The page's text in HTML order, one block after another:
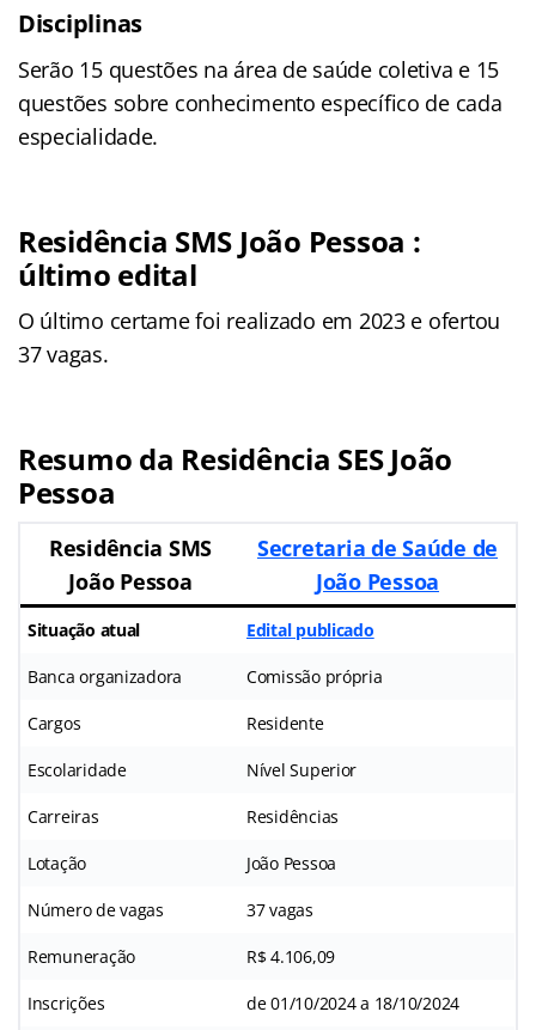
Disciplinas
Serão 15 questões na área de saúde coletiva e 15
questões sobre conhecimento específico de cada
especialidade.
Residência SMS João Pessoa :
último edital
O último certame foi realizado em 2023 e ofertou
37 vagas.
Resumo da Residência SES João
Pessoa
Residência SMS
João Pessoa
Secretaria de Saúde de
João Pessoa
Situação atual Edital publicado
Banca organizadora Comissão própria
Cargos Residente
Escolaridade Nível Superior
Carreiras Residências
Lotação João Pessoa
Número de vagas 37 vagas
Remuneração R$ 4.106,09
Inscrições de 01/10/2024 a 18/10/2024